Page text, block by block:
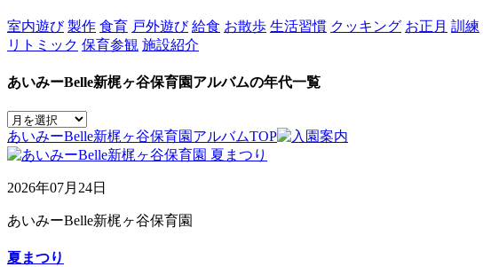
室内遊び 製作 食育 戸外遊び 給食 お散歩 生活習慣 クッキング お正月 訓練
リトミック 保育参観 施設紹介
あいみーBelle新梶ヶ谷保育園アルバムの年代一覧
あいみーBelle新梶ヶ谷保育園アルバムTOP
2026年07月24日
あいみーBelle新梶ヶ谷保育園
夏まつり